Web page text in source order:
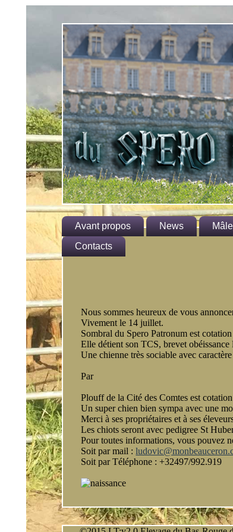
Avant propos
Le standard
News
Contacts
Nous sommes heureux de vous
Vivement le 14 juillet.
Sombral du Spero Patronum est
Elle détient son TCS, brevet
Une chienne très sociable avec
Par
Plouff de la Cité des Comtes est
Un super chien bien sympa avec une
Merci à ses propriétaires et à ses
Les chiots seront avec pedigree St
Pour toutes informations, vous pouvez
Soit par mail :
Soit par Téléphone : +32497/992.919